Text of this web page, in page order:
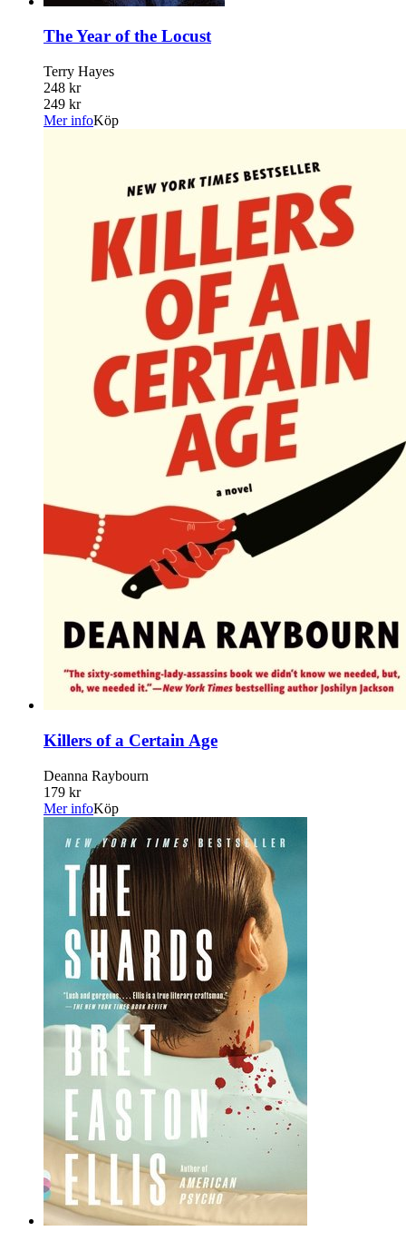
The Year of the Locust
Terry Hayes
248 kr
249 kr
Mer infoKöp
Killers of a Certain Age
Deanna Raybourn
179 kr
Mer infoKöp